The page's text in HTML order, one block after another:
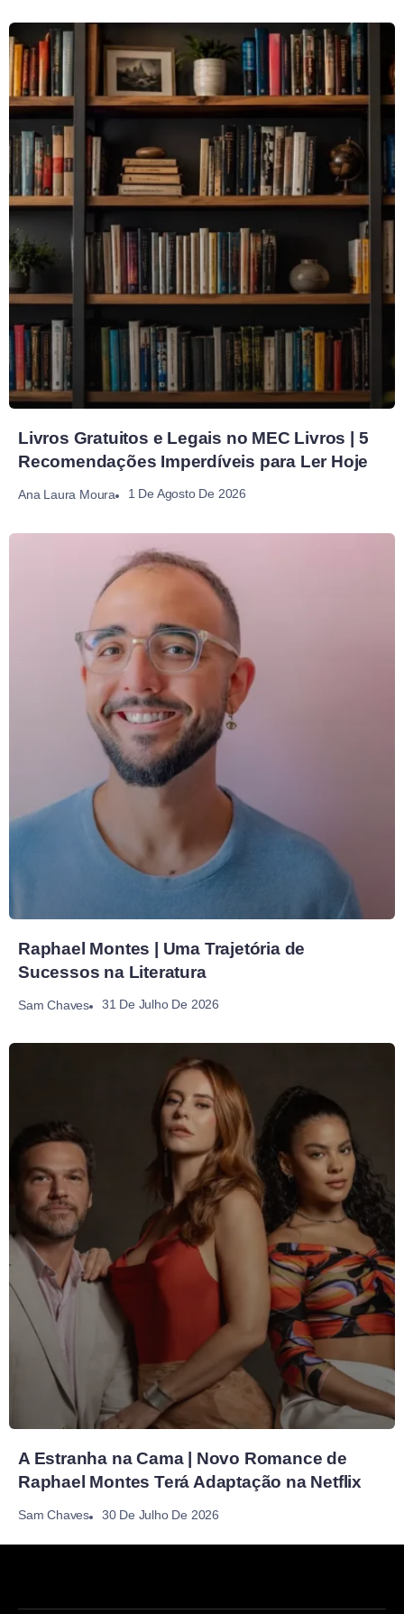
Livros Gratuitos e Legais no MEC Livros | 5
Recomendações Imperdíveis para Ler Hoje
Ana Laura Moura 1 De Agosto De 2026
Raphael Montes | Uma Trajetória de
Sucessos na Literatura
Sam Chaves 31 De Julho De 2026
A Estranha na Cama | Novo Romance de
Raphael Montes Terá Adaptação na Netflix
Sam Chaves 30 De Julho De 2026